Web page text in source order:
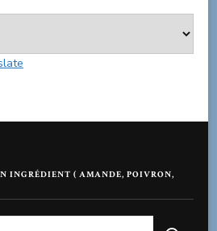
INGRÉDIENT ( AMANDE, POIVRON,